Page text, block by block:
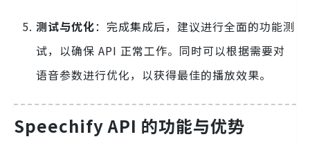
测试与优化：完成集成后，建议进行全面的功能测
试，以确保 API 正常工作。同时可以根据需要对
语音参数进行优化，以获得最佳的播放效果。
Speechify API 的功能与优势